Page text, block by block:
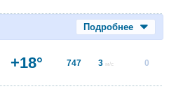
Подробнее
+18° 747 3 м/с 0